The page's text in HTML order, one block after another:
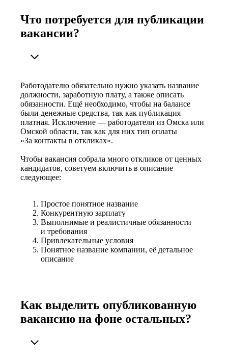
Что потребуется для публикации
вакансии?
Работодателю обязательно нужно указать название
должности, заработную плату, а также описать
обязанности. Ещё необходимо, чтобы на балансе
были денежные средства, так как публикация
платная. Исключение — работодатели из Омска или
Омской области, так как для них тип оплаты
«За контакты в откликах».
Чтобы вакансия собрала много откликов от ценных
кандидатов, советуем включить в описание
следующее:
Простое понятное название
Конкурентную зарплату
Выполнимые и реалистичные обязанности
и требования
Привлекательные условия
Понятное название компании, её детальное
описание
Как выделить опубликованную
вакансию на фоне остальных?